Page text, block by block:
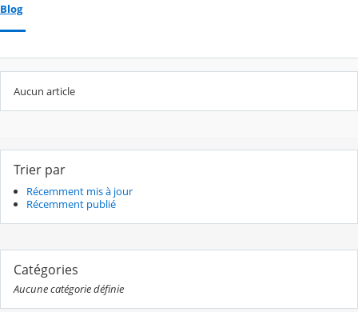
Blog
Aucun article
Trier par
Récemment mis à jour
Récemment publié
Catégories
Aucune catégorie définie